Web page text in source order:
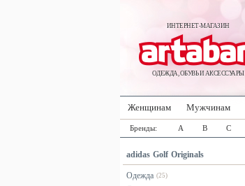
ИНТЕРНЕТ-МАГАЗИН
ОДЕЖДА, ОБУВЬ И АКСЕССУАРЫ
Женщинам Мужчинам
Бренды: A B C
adidas Golf Originals
Одежда (25)